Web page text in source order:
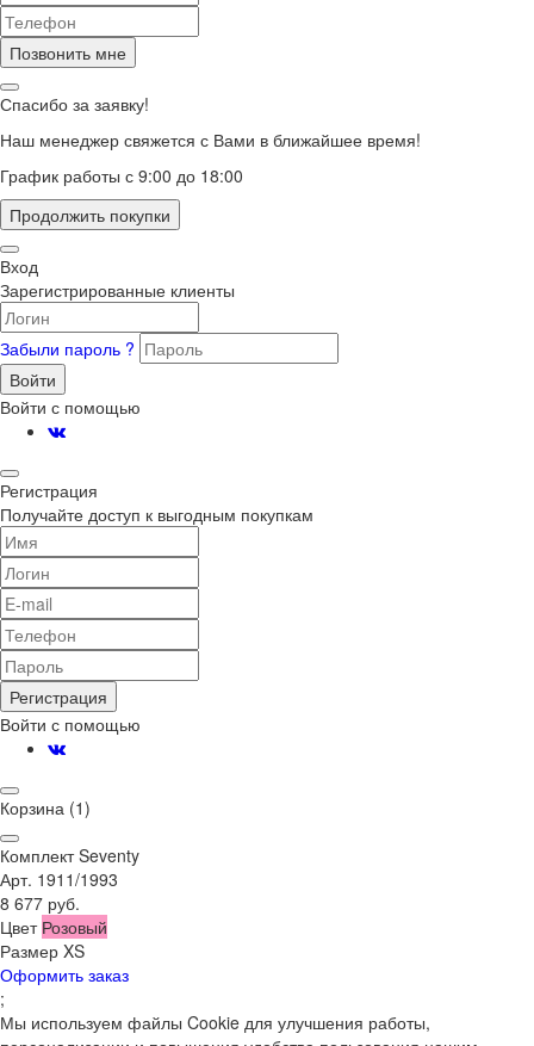
Позвонить мне
Спасибо за заявку!
Наш менеджер свяжется с Вами в ближайшее время!
График работы с 9:00 до 18:00
Продолжить покупки
Вход
Зарегистрированные клиенты
Забыли пароль ?
Войти
Войти с помощью
Регистрация
Получайте доступ к выгодным покупкам
Регистрация
Войти с помощью
Корзина (1)
Комплект Seventy
Арт. 1911/1993
8 677 руб.
Цвет Розовый
Размер XS
Оформить заказ
;
Мы используем файлы Cookie для улучшения работы,